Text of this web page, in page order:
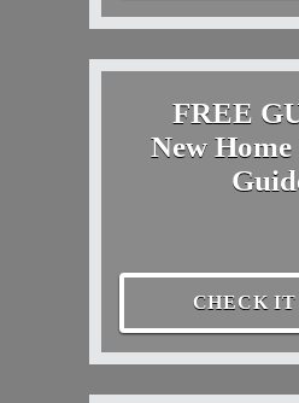
FREE
New
CHECK IT